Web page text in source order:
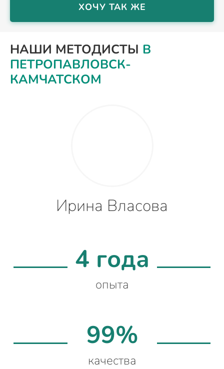
ХОЧУ ТАК ЖЕ
НАШИ МЕТОДИСТЫ В
ПЕТРОПАВЛОВСК-
КАМЧАТСКОМ
Ирина Власова
4 года
опыта
99%
качества